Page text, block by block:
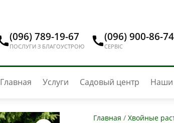
(096) 789-19-67
ПОСЛУГИ З БЛАГОУСТРОЮ
(096) 900-86-74
СЕРВІС
Главная Услуги Садовый центр Наши
Главная / Хвойные